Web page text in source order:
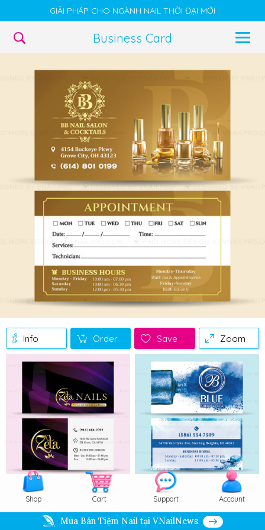
GIẢI PHÁP CHO NGÀNH NAIL THỜI ĐẠI MỚI
Business Card
Info Order Save Zoom
Shop Cart Support Account
Mua Bán Tiệm Nail tại VNailNews